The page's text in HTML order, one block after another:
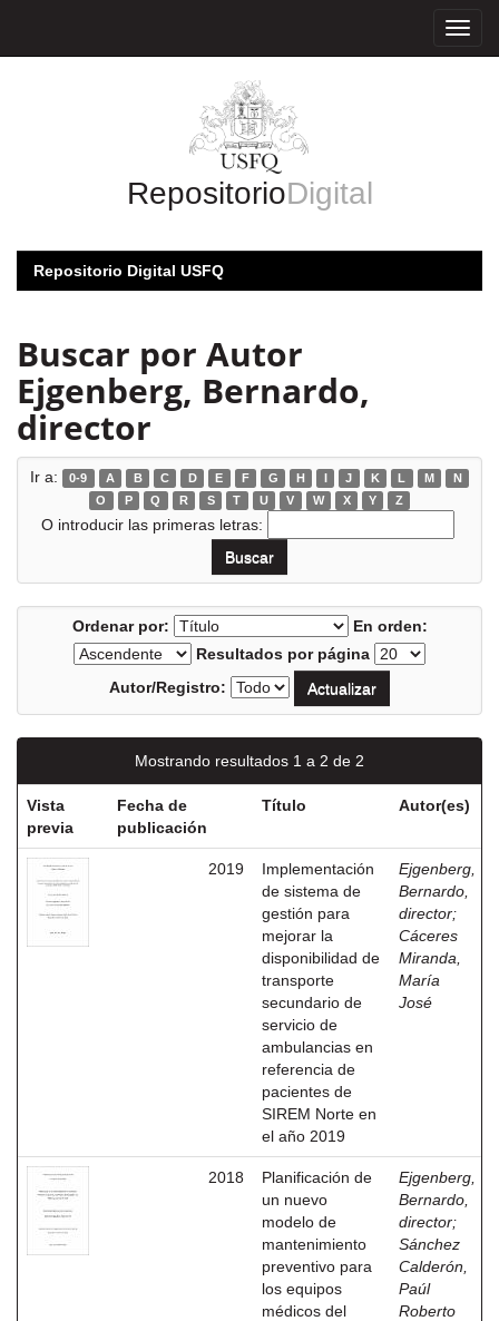
RepositorioDigital
Repositorio Digital USFQ
Buscar por Autor
Ejgenberg, Bernardo,
director
Ir a: 0-9 A B C D E F G H I J K L M
N
O
P Q R S T U V W X Y Z
O introducir las primeras letras:
Ordenar por:
En orden:
Resultados por página
Autor/Registro:
Mostrando resultados 1 a 2 de 2
Vista
previa
Fecha de
publicación
Título Autor(es)
2019
Implementación
de sistema de
gestión para
mejorar la
disponibilidad de
transporte
secundario de
servicio de
ambulancias en
referencia de
pacientes de
SIREM Norte en
el año 2019
Ejgenberg,
Bernardo,
director;
Cáceres
Miranda,
María
José
2018
Planificación de
un nuevo
modelo de
mantenimiento
preventivo para
los equipos
médicos del
Ejgenberg,
Bernardo,
director;
Sánchez
Calderón,
Paúl
Roberto